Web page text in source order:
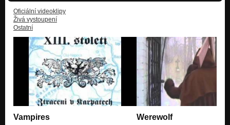
Oficiální videoklipy
Živá vystoupení
Ostatní
Vampires Werewolf